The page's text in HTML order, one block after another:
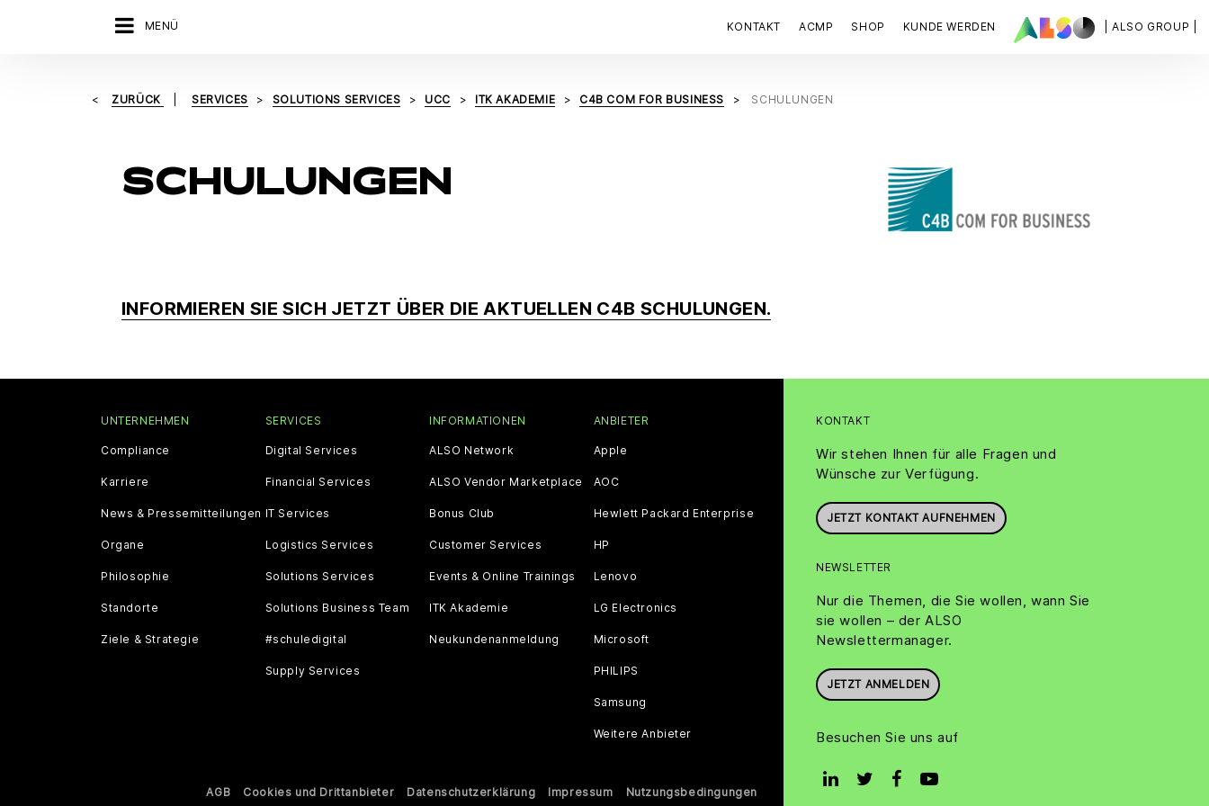
MENÜ | ALSO GROUP |
KONTAKT ACMP SHOP KUNDE WERDEN
ZURÜCK SERVICES SOLUTIONS SERVICES UCC ITK AKADEMIE C4B COM FOR BUSINESS SCHULUNGEN
SCHULUNGEN
INFORMIEREN SIE SICH JETZT ÜBER DIE AKTUELLEN C4B SCHULUNGEN.
KONTAKT
Wir stehen Ihnen für alle Fragen und
Wünsche zur Verfügung.
JETZT KONTAKT AUFNEHMEN
NEWSLETTER
Nur die Themen, die Sie wollen, wann Sie
sie wollen – der ALSO
Newslettermanager.
JETZT ANMELDEN
Besuchen Sie uns auf
UNTERNEHMEN
Compliance
Karriere
News & Pressemitteilungen
Organe
Philosophie
Standorte
Ziele & Strategie
SERVICES
Digital Services
Financial Services
IT Services
Logistics Services
Solutions Services
Solutions Business Team
#schuledigital
Supply Services
INFORMATIONEN
ALSO Network
ALSO Vendor Marketplace
Bonus Club
Customer Services
Events & Online Trainings
ITK Akademie
Neukundenanmeldung
ANBIETER
Apple
AOC
Hewlett Packard Enterprise
HP
Lenovo
LG Electronics
Microsoft
PHILIPS
Samsung
Weitere Anbieter
AGB Cookies und Drittanbieter Datenschutzerklärung Impressum Nutzungsbedingungen